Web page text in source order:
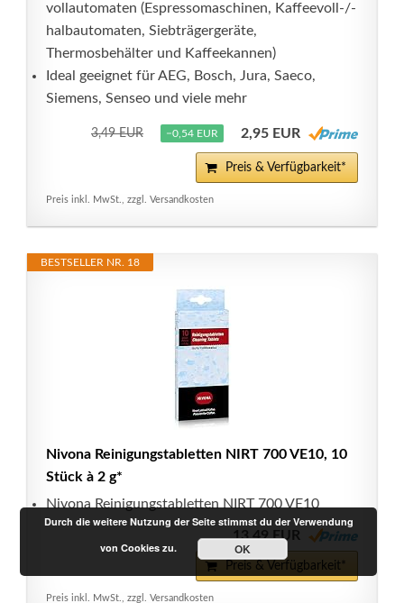
vollautomaten (Espressomaschinen, Kaffeevoll-/-
halbautomaten, Siebträgergeräte,
Thermosbehälter und Kaffeekannen)
Ideal geeignet für AEG, Bosch, Jura, Saeco,
Siemens, Senseo und viele mehr
3,49 EUR −0,54 EUR 2,95 EUR
Preis & Verfügbarkeit*
Preis inkl. MwSt., zzgl. Versandkosten
BESTSELLER NR. 18
Nivona Reinigungstabletten NIRT 700 VE10, 10
Stück à 2 g*
Nivona Reinigungstabletten NIRT 700 VE10
13,49 EUR
Preis & Verfügbarkeit*
Preis inkl. MwSt., zzgl. Versandkosten
Durch die weitere Nutzung der Seite stimmst du der Verwendung
von Cookies zu.
OK